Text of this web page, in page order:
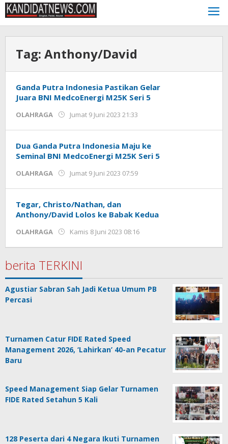
Lewati
ke
konten
Tag: Anthony/David
Ganda Putra Indonesia Pastikan Gelar
Juara BNI MedcoEnergi M25K Seri 5
OLAHRAGA Jumat 9 Juni 2023 21:33
Jackson
Dua Ganda Putra Indonesia Maju ke
Seminal BNI MedcoEnergi M25K Seri 5
OLAHRAGA Jumat 9 Juni 2023 07:59
Jackson
Tegar, Christo/Nathan, dan
Anthony/David Lolos ke Babak Kedua
OLAHRAGA Kamis 8 Juni 2023 08:16
Jackson
berita TERKINI
Agustiar Sabran Sah Jadi Ketua Umum PB
Percasi
Turnamen Catur FIDE Rated Speed
Management 2026, ‘Lahirkan’ 40-an Pecatur
Baru
Speed Management Siap Gelar Turnamen
FIDE Rated Setahun 5 Kali
128 Peserta dari 4 Negara Ikuti Turnamen